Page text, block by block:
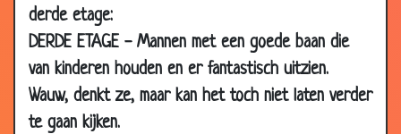
derde etage:
DERDE ETAGE - Mannen met een goede baan die
van kinderen houden en er fantastisch uitzien.
Wauw, denkt ze, maar kan het toch niet laten verder
te gaan kijken.